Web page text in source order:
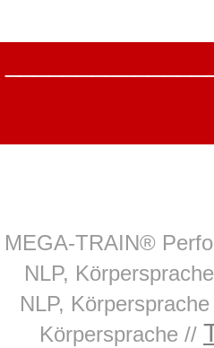
MEGA-TRAIN®
NLP,
NLP,
Körpersprache //